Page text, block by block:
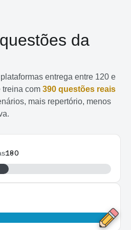
da
entrega entre 120 e
treina com 390 questões reais
mais repertório, menos
180